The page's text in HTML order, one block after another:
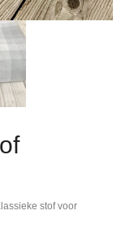
stof voor